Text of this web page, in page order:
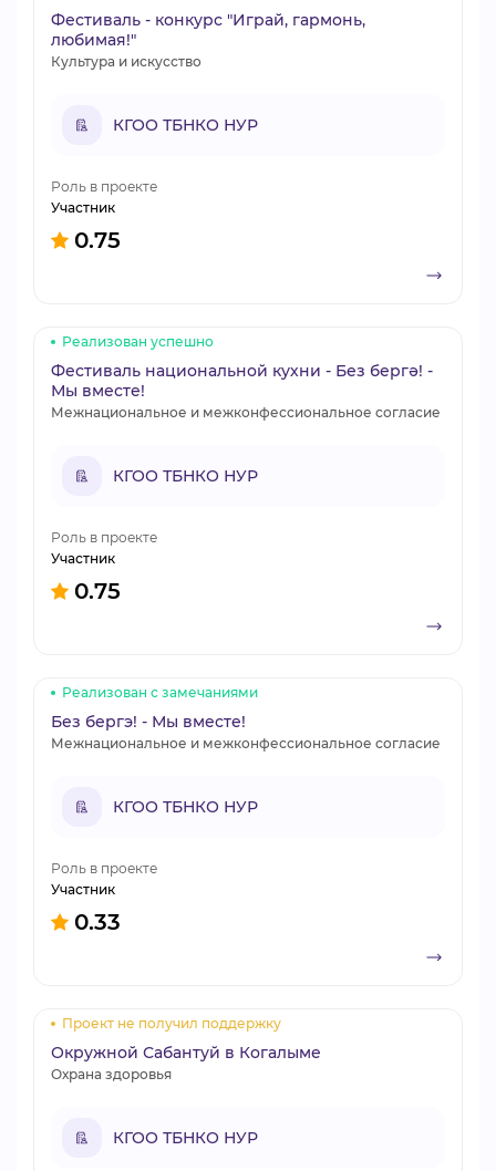
Фестиваль - конкурс "Играй, гармонь,
любимая!"
Культура и искусство
КГОО ТБНКО НУР
Роль в проекте
Участник
0.75
Реализован успешно
Фестиваль национальной кухни - Без бергә! -
Мы вместе!
Межнациональное и межконфессиональное согласие
КГОО ТБНКО НУР
Роль в проекте
Участник
0.75
Реализован с замечаниями
Без бергэ! - Мы вместе!
Межнациональное и межконфессиональное согласие
КГОО ТБНКО НУР
Роль в проекте
Участник
0.33
Проект не получил поддержку
Окружной Сабантуй в Когалыме
Охрана здоровья
КГОО ТБНКО НУР